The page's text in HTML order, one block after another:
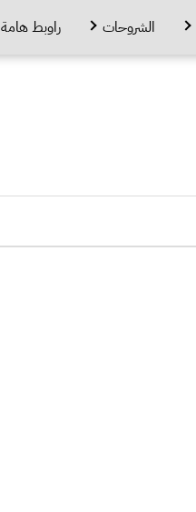
الشروحات راوبط هامة